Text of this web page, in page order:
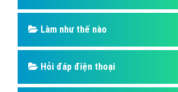
Làm như thế nào
Hỏi đáp điện thoại